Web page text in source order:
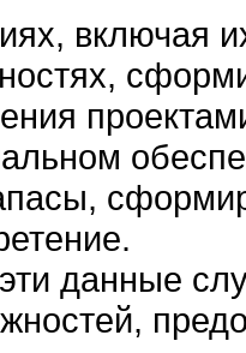
включая
данные